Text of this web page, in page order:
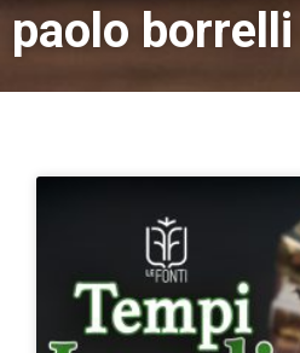
paolo borrelli